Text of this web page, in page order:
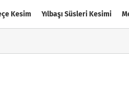
Kesim Yılbaşı Süsleri Kesimi